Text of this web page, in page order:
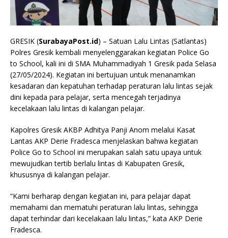
GRESIK (SurabayaPost.id) – Satuan Lalu Lintas (Satlantas)
Polres Gresik kembali menyelenggarakan kegiatan Police Go
to School, kali ini di SMA Muhammadiyah 1 Gresik pada Selasa
(27/05/2024). Kegiatan ini bertujuan untuk menanamkan
kesadaran dan kepatuhan terhadap peraturan lalu lintas sejak
dini kepada para pelajar, serta mencegah terjadinya
kecelakaan lalu lintas di kalangan pelajar.
Kapolres Gresik AKBP Adhitya Panji Anom melalui Kasat
Lantas AKP Derie Fradesca menjelaskan bahwa kegiatan
Police Go to School ini merupakan salah satu upaya untuk
mewujudkan tertib berlalu lintas di Kabupaten Gresik,
khususnya di kalangan pelajar.
“Kami berharap dengan kegiatan ini, para pelajar dapat
memahami dan mematuhi peraturan lalu lintas, sehingga
dapat terhindar dari kecelakaan lalu lintas,” kata AKP Derie
Fradesca.